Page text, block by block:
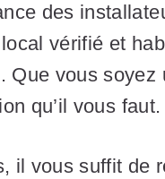
des
vérifié et
Que vous soyez
qu’il vous faut.
il vous suffit de